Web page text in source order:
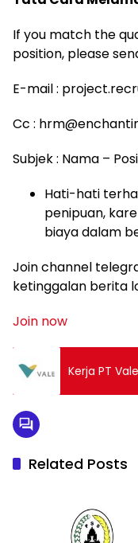
If you match the
position, please
E-mail :
Cc :
Subjek : Nama –
Hati-hati
penipuan,
biaya dalam
Join channel
ketinggalan berita
Join now
Kerja PT
Related Posts